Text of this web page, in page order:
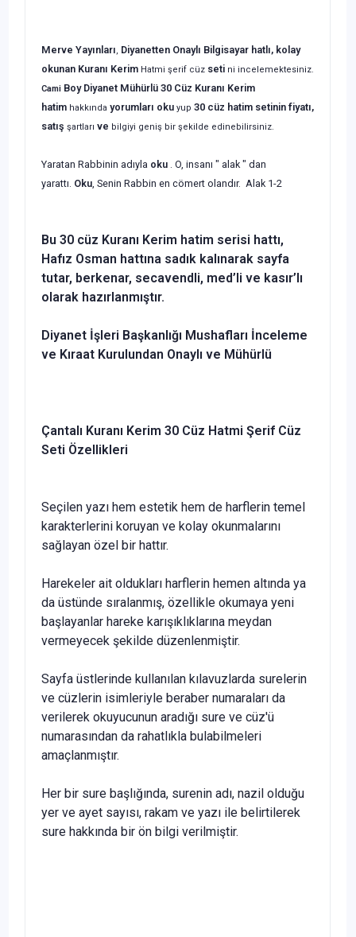
Merve Yayınları, Diyanetten Onaylı Bilgisayar hatlı, kolay
okunan Kuranı Kerim Hatmi şerif cüz seti ni incelemektesiniz.
Cami Boy Diyanet Mühürlü 30 Cüz Kuranı Kerim
hatim hakkında yorumları oku yup 30 cüz hatim setinin fiyatı,
satış şartları ve bilgiyi geniş bir şekilde edinebilirsiniz.
Yaratan Rabbinin adıyla oku . O, insanı " alak " dan
yarattı. Oku , Senin Rabbin en cömert olandır. Alak 1-2
Bu 30 cüz Kuranı Kerim hatim serisi hattı,
Hafız Osman hattına sadık kalınarak sayfa
tutar, berkenar, secavendli, med’li ve kasır’lı
olarak hazırlanmıştır.
Diyanet İşleri Başkanlığı Mushafları İnceleme
ve Kıraat Kurulundan Onaylı ve Mühürlü
Çantalı Kuranı Kerim 30 Cüz Hatmi Şerif Cüz
Seti Özellikleri
Seçilen yazı hem estetik hem de harflerin temel
karakterlerini koruyan ve kolay okunmalarını
sağlayan özel bir hattır.
Harekeler ait oldukları harflerin hemen altında ya
da üstünde sıralanmış, özellikle okumaya yeni
başlayanlar hareke karışıklıklarına meydan
vermeyecek şekilde düzenlenmiştir.
Sayfa üstlerinde kullanılan kılavuzlarda surelerin
ve cüzlerin isimleriyle beraber numaraları da
verilerek okuyucunun aradığı sure ve cüz'ü
numarasından da rahatlıkla bulabilmeleri
amaçlanmıştır.
Her bir sure başlığında, surenin adı, nazil olduğu
yer ve ayet sayısı, rakam ve yazı ile belirtilerek
sure hakkında bir ön bilgi verilmiştir.